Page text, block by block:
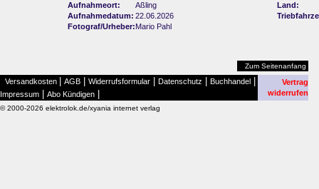
Aufnahmeort:
Aßling
Land:
Aufnahmedatum: 22.06.2026
Fotograf/Urheber:Mario Pahl
Zum Seitenanfang
Versandkosten AGB Widerrufsformular Datenschutz Buchhandel
Impressum Abo Kündigen
Vertrag
widerrufen
© 2000-2026 elektrolok.de/xyania internet verlag